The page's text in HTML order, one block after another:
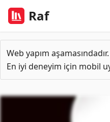
Raf
Web yapım aşamasındadır.
En iyi deneyim için mobil